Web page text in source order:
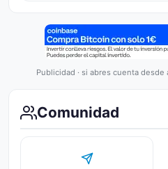
Publicidad · si abres cuenta
Comunidad